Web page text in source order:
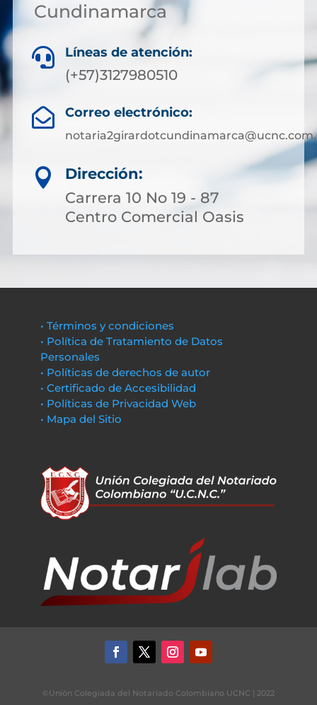
Cundinamarca
 Líneas de atención:
(+57)3127980510
 Correo electrónico:

Dirección:
Carrera 10 No 19 - 87
Centro Comercial Oasis
• Términos y condiciones
• Política de Tratamiento de Datos
Personales
• Políticas de derechos de autor
• Certificado de Accesibilidad
• Políticas de Privacidad Web
• Mapa del Sitio
©Unión Colegiada del Notariado Colombiano UCNC | 2022